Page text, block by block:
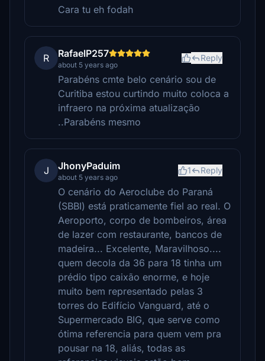
Cara tu eh fodah
R RafaelP257
about 5 years ago
Reply
Parabéns cmte belo cenário sou de
Curitiba estou curtindo muito coloca a
infraero na próxima atualização
..Parabéns mesmo
J JhonyPaduim
about 5 years ago
1 Reply
O cenário do Aeroclube do Paraná
(SBBI) está praticamente fiel ao real. O
Aeroporto, corpo de bombeiros, área
de lazer com restaurante, bancos de
madeira... Excelente, Maravilhoso....
quem decola da 36 para 18 tinha um
prédio tipo caixão enorme, e hoje
muito bem representado pelas 3
torres do Edifício Vanguard, até o
Supermercado BIG, que serve como
ótima referencia para quem vem pra
pousar na 18, aliás, todas as